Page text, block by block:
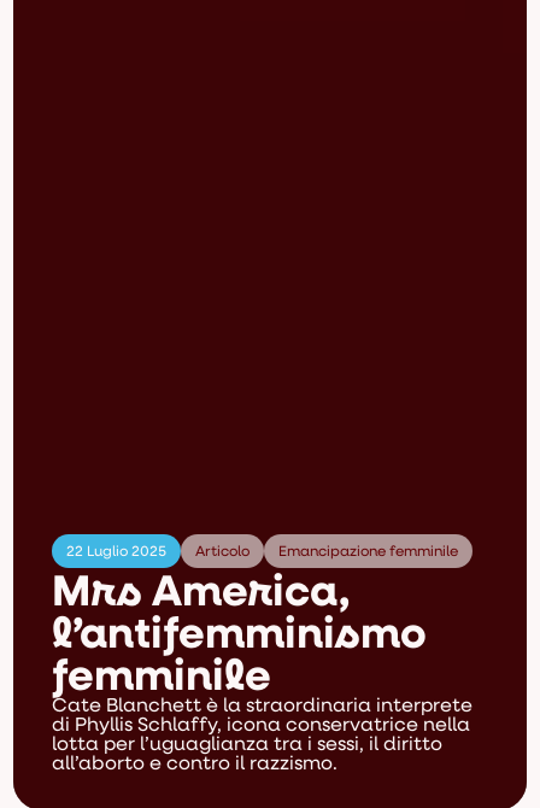
22 Luglio 2025 Articolo Emancipazione femminile
Mrs America,
l’antifemminismo
femminile
Cate Blanchett è la straordinaria interprete
di Phyllis Schlaffy, icona conservatrice nella
lotta per l’uguaglianza tra i sessi, il diritto
all’aborto e contro il razzismo.